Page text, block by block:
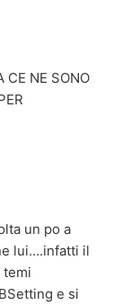
CE NE SONO
un po a
lui....infatti il
temi
e si